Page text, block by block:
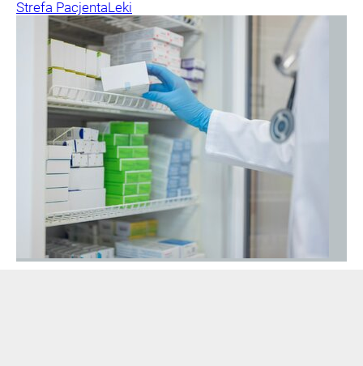
Strefa PacjentaLeki